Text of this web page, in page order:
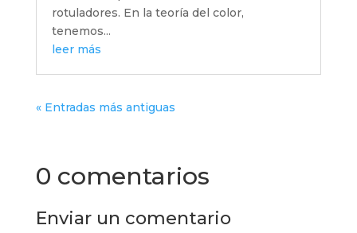
rotuladores. En la teoría del color,
tenemos...
leer más
« Entradas más antiguas
0 comentarios
Enviar un comentario